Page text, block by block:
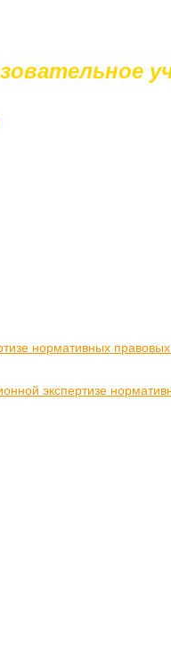
нормативных правовых
экспертизе